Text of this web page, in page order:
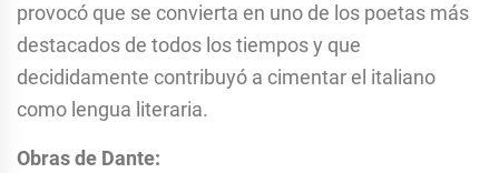
provocó que se convierta en uno de los poetas más
destacados de todos los tiempos y que
decididamente contribuyó a cimentar el italiano
como lengua literaria.
Obras de Dante: